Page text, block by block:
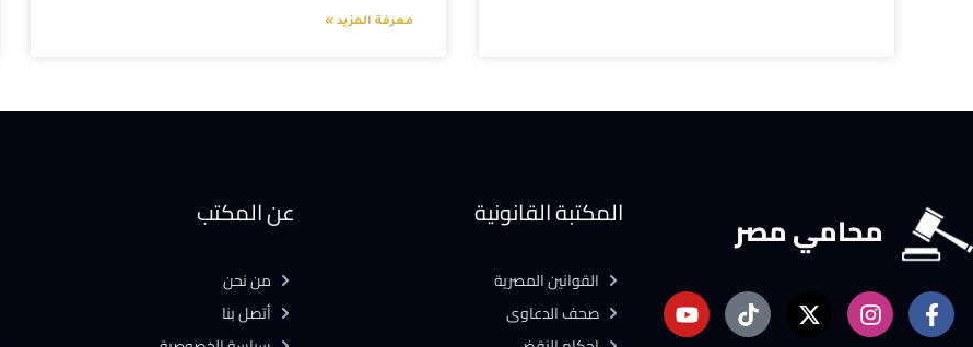
معرفة المزيد »
محامي مصر المكتبة القانونية
القوانين المصرية
صحف الدعاوى
عن المكتب
من نحن
أتصل بنا